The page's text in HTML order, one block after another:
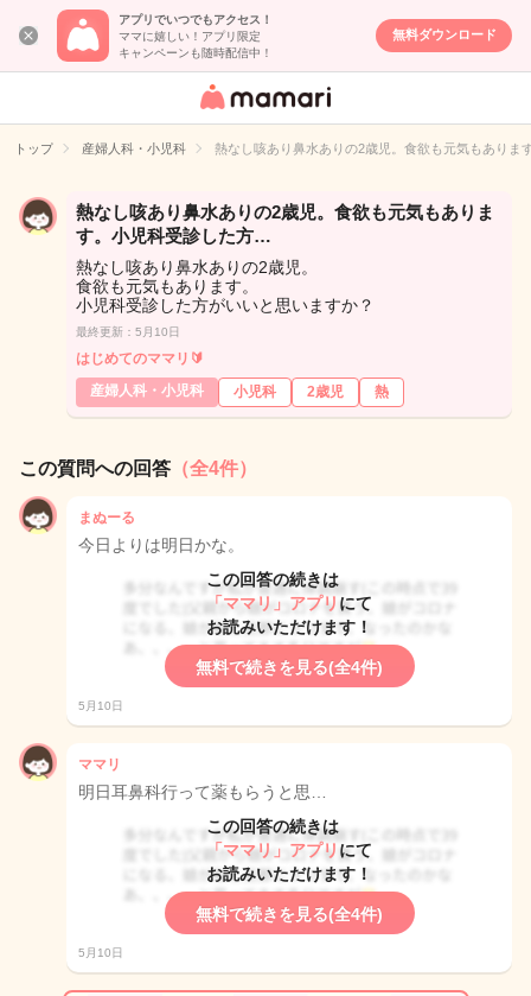
アプリでいつでもアクセス！
ママに嬉しい！アプリ限定
キャンペーンも随時配信中！
無料ダウンロード
女性専用匿名QA
イト
トップ 産婦人科・小児科 熱なし咳あり鼻水ありの2歳児。食欲も元気もありま
熱なし咳あり鼻水ありの2歳児。食欲も元気もありま
す。小児科受診した方…
熱なし咳あり鼻水ありの2歳児。
食欲も元気もあります。
小児科受診した方がいいと思いますか？
最終更新：5月10日
はじめてのママリ🔰
産婦人科・小児科
小児科 2歳児 熱
この質問への回答 （全4件）
まぬーる
今日よりは明日かな。
この回答の続きは
「ママリ」アプリ にて
お読みいただけます！
無料で続きを見る(全4件)
5月10日
ママリ
明日耳鼻科行って薬もらうと思…
この回答の続きは
「ママリ」アプリ にて
お読みいただけます！
無料で続きを見る(全4件)
5月10日